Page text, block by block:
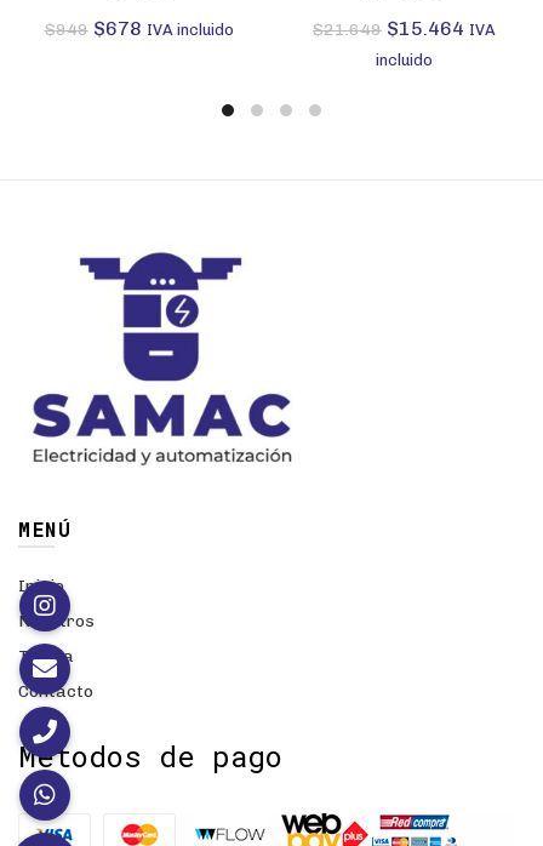
$949 El
$678ElIVA incluido $21.649 El
precio
$15.464 El
IVA
incluido
MENÚ
Inicio
Nosotros
Tienda
Contacto
Métodos de pago